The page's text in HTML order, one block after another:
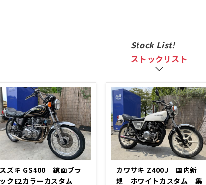
Stock List!
ストックリスト
スズキ GS400 鏡面ブラ
ックE2カラーカスタム
カワサキ Z400J 国内新
規 ホワイトカスタム 集